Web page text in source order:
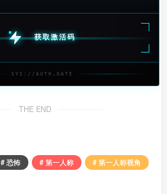
获取激活码
SYS://AUTH.GATE
THE END
# 恐怖 # 第一人称 # 第一人称视角